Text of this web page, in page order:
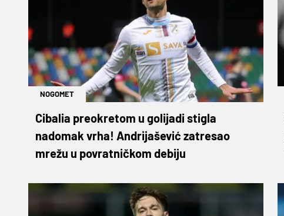
NOGOMET
Cibalia preokretom u golijadi stigla
nadomak vrha! Andrijašević zatresao
mrežu u povratničkom debiju